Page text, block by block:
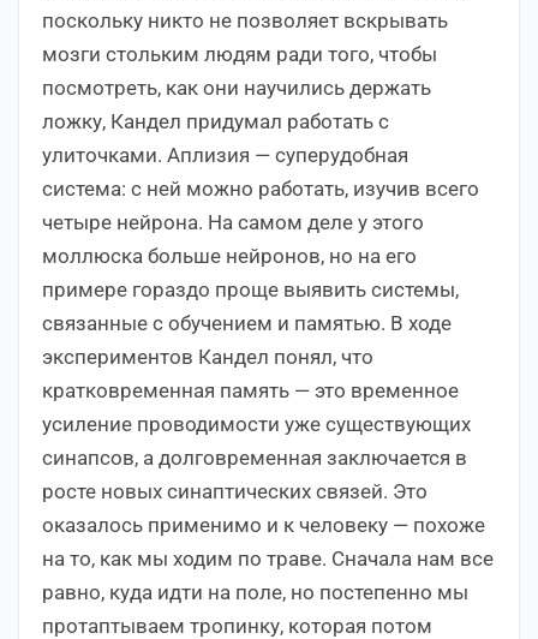
поскольку никто не позволяет вскрывать
мозги стольким людям ради того, чтобы
посмотреть, как они научились держать
ложку, Кандел придумал работать с
улиточками. Аплизия — суперудобная
система: с ней можно работать, изучив всего
четыре нейрона. На самом деле у этого
моллюска больше нейронов, но на его
примере гораздо проще выявить системы,
связанные с обучением и памятью. В ходе
экспериментов Кандел понял, что
кратковременная память — это временное
усиление проводимости уже существующих
синапсов, а долговременная заключается в
росте новых синаптических связей. Это
оказалось применимо и к человеку — похоже
на то, как мы ходим по траве. Сначала нам все
равно, куда идти на поле, но постепенно мы
протаптываем тропинку, которая потом